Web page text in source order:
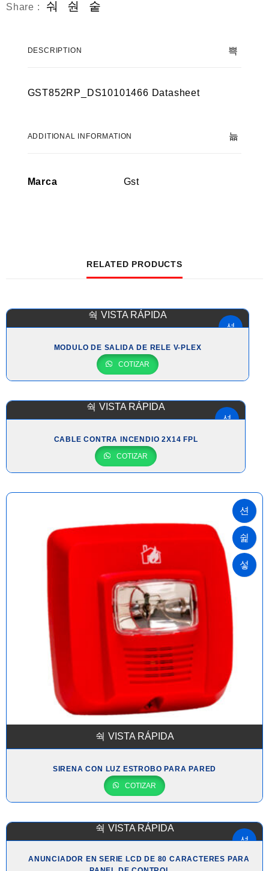
Share :
DESCRIPTION
GST852RP_DS10101466 Datasheet
ADDITIONAL INFORMATION
Marca Gst
RELATED PRODUCTS
VISTA RÁPIDA
MODULO DE SALIDA DE RELE V-PLEX
COTIZAR
VISTA RÁPIDA
CABLE CONTRA INCENDIO 2X14 FPL
COTIZAR
VISTA RÁPIDA
SIRENA CON LUZ ESTROBO PARA PARED
COTIZAR
VISTA RÁPIDA
ANUNCIADOR EN SERIE LCD DE 80 CARACTERES PARA